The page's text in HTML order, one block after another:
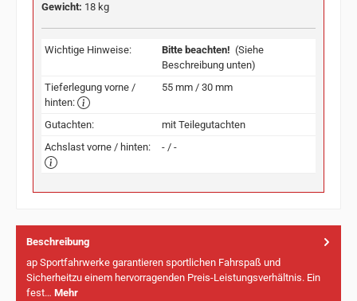
Gewicht: 18 kg
Wichtige Hinweise: Bitte beachten! (Siehe
Beschreibung unten)
Tieferlegung vorne /
hinten:
55 mm / 30 mm
Gutachten:
mit Teilegutachten
Achslast vorne / hinten:
- / -
Beschreibung
ap Sportfahrwerke garantieren sportlichen Fahrspaß und
Sicherheitzu einem hervorragenden Preis-Leistungsverhältnis. Ein
fest… Mehr